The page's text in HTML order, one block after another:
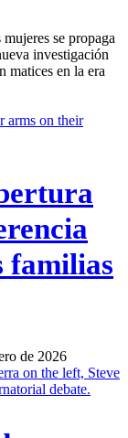
se propaga
investigación
matices en la era
familias
de 2026